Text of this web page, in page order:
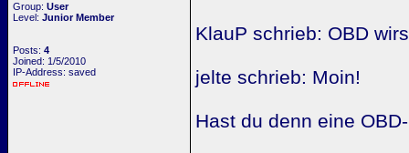
Group: User
Level: Junior Member
Posts: 4
Joined: 1/5/2010
IP-Address: saved
KlauP schrieb: OBD
jelte schrieb: Moin!
Hast du denn eine